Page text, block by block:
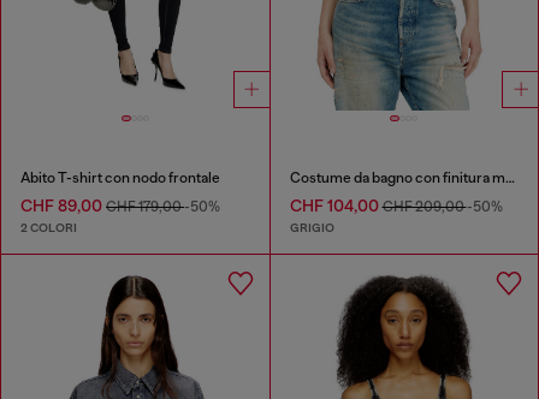
Abito T-shirt con nodo frontale
CHF 89,00 CHF 179,00-50%
2 COLORI
Costume da bagno con finitura metallizzata
CHF 104,00CHF 209,00-50%
GRIGIO